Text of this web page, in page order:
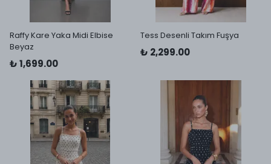
Raffy Kare Yaka Midi Elbise
Beyaz
₺ 1,699.00
Tess Desenli Takım Fuşya
₺ 2,299.00